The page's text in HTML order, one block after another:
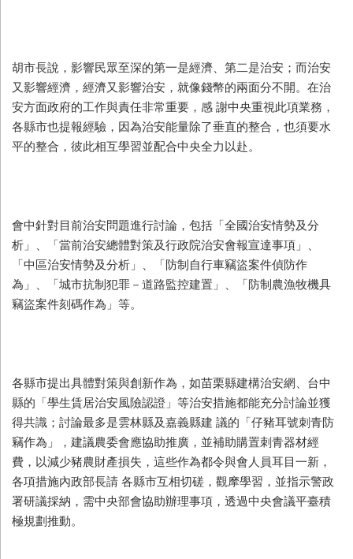
胡市長說，影響民眾至深的第一是經濟、第二是治安；而治安
又影響經濟，經濟又影響治安，就像錢幣的兩面分不開。在治
安方面政府的工作與責任非常重要，感 謝中央重視此項業務，
各縣市也提報經驗，因為治安能量除了垂直的整合，也須要水
平的整合，彼此相互學習並配合中央全力以赴。
會中針對目前治安問題進行討論，包括「全國治安情勢及分
析」、「當前治安總體對策及行政院治安會報宣達事項」、
「中區治安情勢及分析」、「防制自行車竊盜案件偵防作
為」、「城市抗制犯罪－道路監控建置」、「防制農漁牧機具
竊盜案件刻碼作為」等。
各縣市提出具體對策與創新作為，如苗栗縣建構治安網、台中
縣的「學生賃居治安風險認證」等治安措施都能充分討論並獲
得共識；討論最多是雲林縣及嘉義縣建 議的「仔豬耳號刺青防
竊作為」，建議農委會應協助推廣，並補助購置刺青器材經
費，以減少豬農財產損失，這些作為都令與會人員耳目一新，
各項措施內政部長請 各縣市互相切磋，觀摩學習，並指示警政
署研議採納，需中央部會協助辦理事項，透過中央會議平臺積
極規劃推動。